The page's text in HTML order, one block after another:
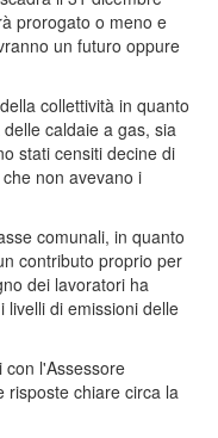
prorogato o meno e
un futuro oppure
collettività in quanto
caldaie a gas, sia
stati censiti decine di
non avevano i
comunali, in quanto
contributo proprio per
dei lavoratori ha
livelli di emissioni delle
con l'Assessore
risposte chiare circa la